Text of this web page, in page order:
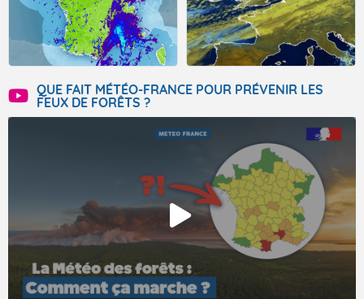
QUE FAIT MÉTÉO-FRANCE POUR PRÉVENIR LES
FEUX DE FORÊTS ?